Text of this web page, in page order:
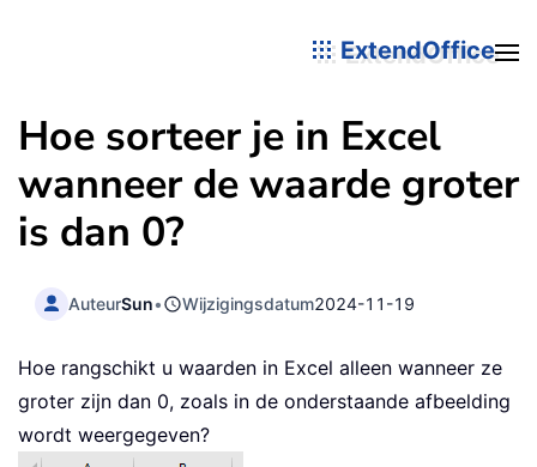
ExtendOffice
Hoe sorteer je in Excel
wanneer de waarde groter
is dan 0?
AuteurSun• Wijzigingsdatum2024-11-19
Hoe rangschikt u waarden in Excel alleen wanneer ze
groter zijn dan 0, zoals in de onderstaande afbeelding
wordt weergegeven?